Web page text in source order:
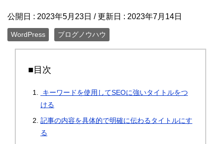
公開日 : 2023年5月23日 / 更新日 : 2023年7月14日
WordPress ブログノウハウ
■目次
キーワードを使用してSEOに強いタイトルをつ
ける
記事の内容を具体的で明確に伝わるタイトルにす
る